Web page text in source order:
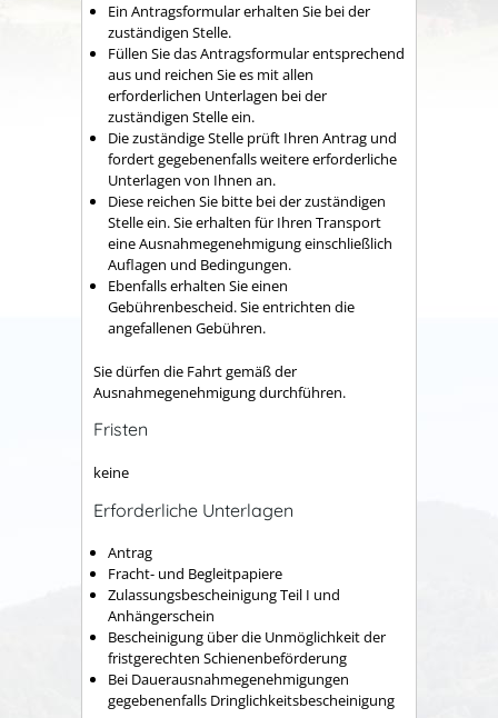
Ein Antragsformular erhalten Sie bei der
zuständigen Stelle.
Füllen Sie das Antragsformular entsprechend
aus und reichen Sie es mit allen
erforderlichen Unterlagen bei der
zuständigen Stelle ein.
Die zuständige Stelle prüft Ihren Antrag und
fordert gegebenenfalls weitere erforderliche
Unterlagen von Ihnen an.
Diese reichen Sie bitte bei der zuständigen
Stelle ein. Sie erhalten für Ihren Transport
eine Ausnahmegenehmigung einschließlich
Auflagen und Bedingungen.
Ebenfalls erhalten Sie einen
Gebührenbescheid. Sie entrichten die
angefallenen Gebühren.
Sie dürfen die Fahrt gemäß der
Ausnahmegenehmigung durchführen.
Fristen
keine
Erforderliche Unterlagen
Antrag
Fracht- und Begleitpapiere
Zulassungsbescheinigung Teil I und
Anhängerschein
Bescheinigung über die Unmöglichkeit der
fristgerechten Schienenbeförderung
Bei Dauerausnahmegenehmigungen
gegebenenfalls Dringlichkeitsbescheinigung